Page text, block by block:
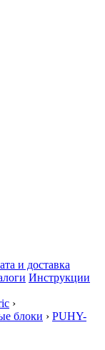
и доставка
Инструкции
›
блоки › PUHY-